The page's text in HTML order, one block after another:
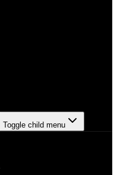
Toggle child menu